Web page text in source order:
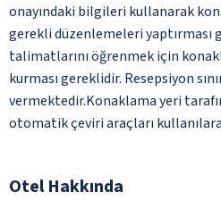
onayındaki bilgileri kullanarak
gerekli düzenlemeleri
talimatlarını öğrenmek için
kurması gereklidir. Resepsiyon
vermektedir.Konaklama yeri
otomatik çeviri araçları
Otel Hakkında